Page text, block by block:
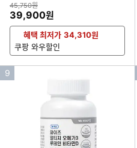
상품금액
45,750원
할인금액
39,900원
혜택 최저가 34,310원
쿠팡 와우할인
인
9